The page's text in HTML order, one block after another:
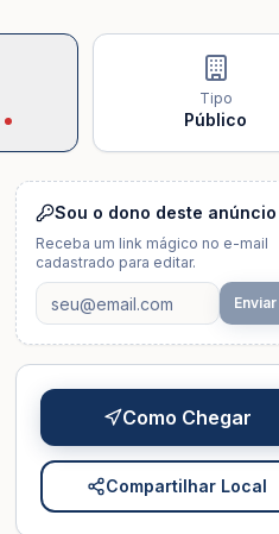
Tipo
Público
Sou o dono deste anúncio
Receba um link mágico no e-mail
cadastrado para editar.
Como Chegar
Compartilhar Local